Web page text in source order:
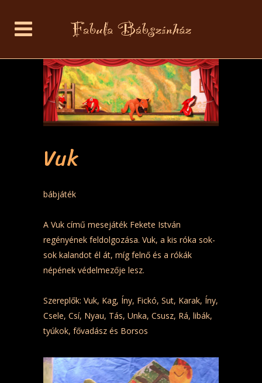
Vuk
bábjáték
A Vuk című mesejáték Fekete István
regényének feldolgozása. Vuk, a kis róka sok-
sok kalandot él át, míg felnő és a rókák
népének védelmezője lesz.
Szereplők: Vuk, Kag, Íny, Fickó, Sut, Karak, Íny,
Csele, Csí, Nyau, Tás, Unka, Csusz, Rá, libák,
tyúkok, fővadász és Borsos